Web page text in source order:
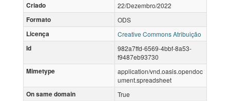
Criado 22/Dezembro/2022
Formato ODS
Licença Creative Commons Atribuição
Id
982a7ffd-6569-4bbf-8a53-
f9487eb93730
Mimetype
application/vnd.oasis.opendoc
ument.spreadsheet
On same domain True